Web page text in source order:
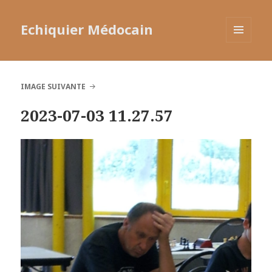
Echiquier Médocain
IMAGE SUIVANTE
2023-07-03 11.27.57